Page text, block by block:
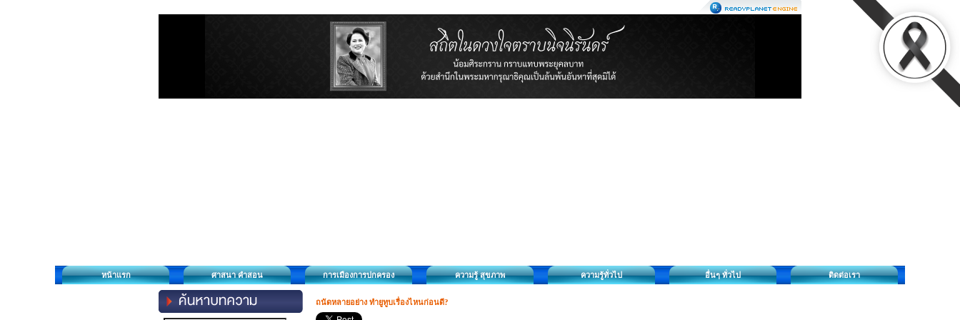
หน้าแรก ศาสนา คำสอน การเมืองการปกครอง ความรู้ สุขภาพ ความรู้ทั่วไป อื่นๆ ทั่วไป ติดต่อเรา
ถนัดหลายอย่าง ทำยูทูบเรื่องไหนก่อนดี?